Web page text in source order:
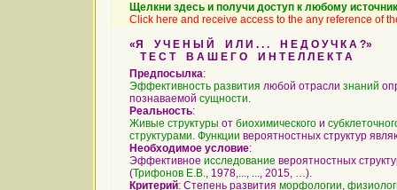
Щелкни здесь и получи доступ к любому
Click here and receive access to the any reference of
«Я У Ч Е Н Ы Й И Л И . . . Н Е Д О У Ч К А ?»
Т Е С Т В А Ш Е Г О И Н Т Е Л Л Е К Т А
Предпосылка:
Эффективность развития любой отрасли знаний
познаваемой сущности.
Реальность:
Живые структуры от биохимического и
структурами. Функции вероятностных структур
Необходимое условие:
Эффективное исследование вероятностных
(Трифонов Е.В., 1978,..., ..., 2015, …).
Критерий: Степень развития морфологии,